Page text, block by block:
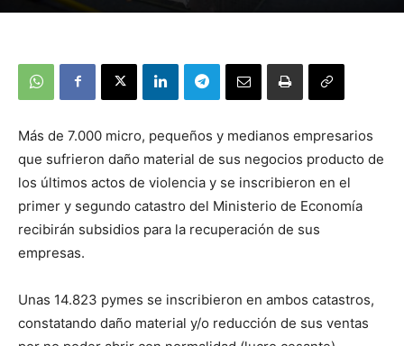
Más de 7.000 micro, pequeños y medianos empresarios
que sufrieron daño material de sus negocios producto de
los últimos actos de violencia y se inscribieron en el
primer y segundo catastro del Ministerio de Economía
recibirán subsidios para la recuperación de sus
empresas.
Unas 14.823 pymes se inscribieron en ambos catastros,
constatando daño material y/o reducción de sus ventas